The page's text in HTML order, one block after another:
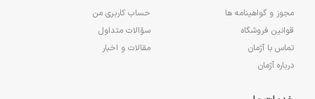
مجوز و گواهینامه ها
قوانین فروشگاه
تماس با آژمان
درباره آژمان
حساب کاربری من
سؤالات متداول
مقالات و اخبار